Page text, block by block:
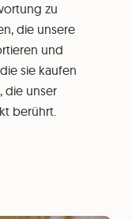
zu
die unsere
und
sie kaufen
die unser
berührt.